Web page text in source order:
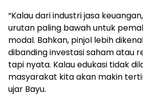
“Kalau dari industri jasa
urutan paling bawah untuk
modal. Bahkan, pinjol lebih
dibanding investasi saham atau
tapi nyata. Kalau edukasi tidak
masyarakat kita akan makin
ujar Bayu.